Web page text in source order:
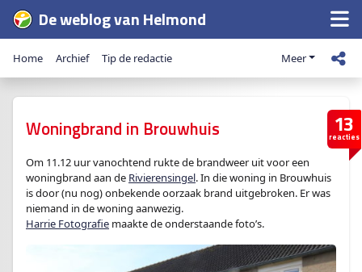
De weblog van Helmond
Home Archief Tip de redactie Meer
13
reacties
Woningbrand in Brouwhuis
Om 11.12 uur vanochtend rukte de brandweer uit voor een
woningbrand aan de Rivierensingel. In die woning in Brouwhuis
is door (nu nog) onbekende oorzaak brand uitgebroken. Er was
niemand in de woning aanwezig.
Harrie Fotografie maakte de onderstaande foto’s.